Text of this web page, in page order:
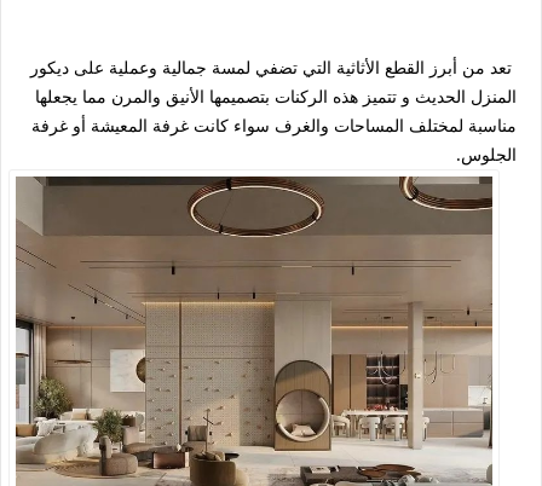
تعد من أبرز القطع الأثاثية التي تضفي لمسة جمالية وعملية على ديكور
المنزل الحديث و تتميز هذه الركنات بتصميمها الأنيق والمرن مما يجعلها
مناسبة لمختلف المساحات والغرف سواء كانت غرفة المعيشة أو غرفة
الجلوس.